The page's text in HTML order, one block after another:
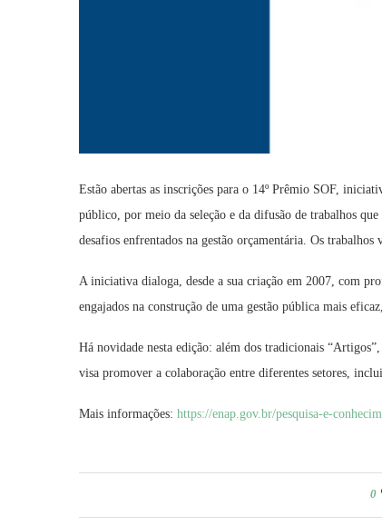
Estão abertas as inscrições para o 14º Prêmio SOF,
público, por meio da seleção e da difusão de trabalhos
desafios enfrentados na gestão orçamentária. Os trabalhos
A iniciativa dialoga, desde a sua criação em 2007, com
engajados na construção de uma gestão pública mais
Há novidade nesta edição: além dos tradicionais
visa promover a colaboração entre diferentes setores,
Mais informações: https://enap.gov.br/pesquisa-e-
0